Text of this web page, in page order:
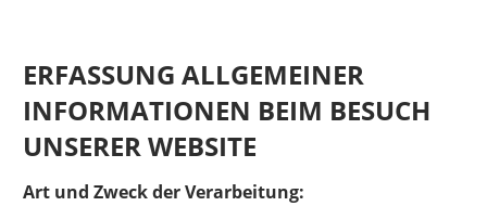
ERFASSUNG ALLGEMEINER
INFORMATIONEN BEIM BESUCH
UNSERER WEBSITE
Art und Zweck der Verarbeitung: